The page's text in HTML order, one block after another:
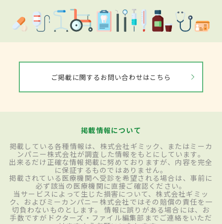
ご掲載に関するお問い合わせはこちら
掲載情報について
掲載している各種情報は、株式会社ギミック、またはミーカ
ンパニー株式会社が調査した情報をもとにしています。
出来るだけ正確な情報掲載に努めておりますが、内容を完全
に保証するものではありません。
掲載されている医療機関へ受診を希望される場合は、事前に
必ず該当の医療機関に直接ご確認ください。
当サービスによって生じた損害について、株式会社ギミッ
ク、およびミーカンパニー株式会社ではその賠償の責任を一
切負わないものとします。 情報に誤りがある場合には、お
手数ですがドクターズ・ファイル編集部までご連絡をいただ